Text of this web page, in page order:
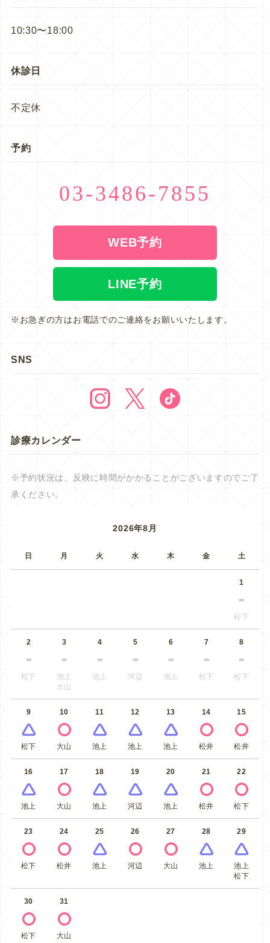
10:30〜18:00
休診日
不定休
予約
03-3486-7855
WEB予約
LINE予約
※お急ぎの方はお電話でのご連絡をお願いいたします。
SNS
診療カレンダー
※予約状況は、反映に時間がかかることがございますのでご了
承ください。
2026年8月
日 月 火 水 木 金 土
1
松下
2
松下
3
池上
大山
4
池上
5
河辺
6
池上
7
松下
8
松下
9
松下
10
大山
11
池上
12
池上
13
池上
14
松井
15
松井
16
池上
17
大山
18
池上
19
河辺
20
池上
21
松井
22
松下
23
松下
24
松井
25
池上
26
河辺
27
大山
28
池上
29
池上
松下
30
松下
31
大山